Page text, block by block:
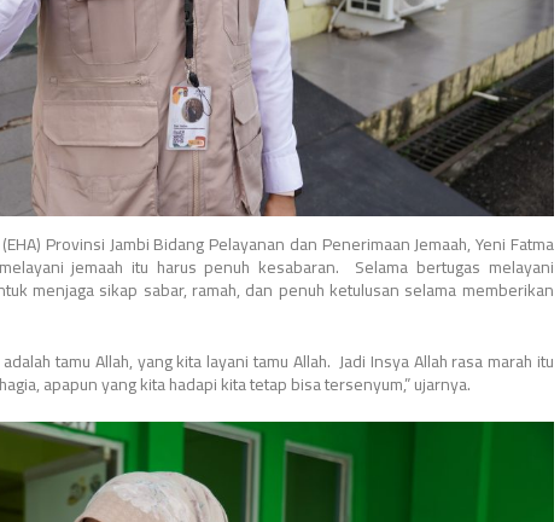
Provinsi Jambi Bidang Pelayanan dan Penerimaan Jemaah, Yeni Fatma
jemaah itu harus penuh kesabaran. Selama bertugas melayani
menjaga sikap sabar, ramah, dan penuh ketulusan selama memberikan
tamu Allah, yang kita layani tamu Allah. Jadi Insya Allah rasa marah itu
apapun yang kita hadapi kita tetap bisa tersenyum,” ujarnya.